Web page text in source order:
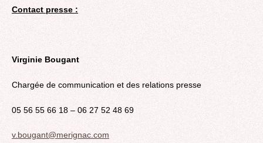
Contact presse :
Virginie Bougant
Chargée de communication et des relations presse
05 56 55 66 18 – 06 27 52 48 69
v.bougant@merignac.com